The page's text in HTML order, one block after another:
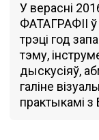
У верасні
ФАТАГРАФІІ
трэці год
тэму,
дыскусіяў,
галіне
практыкамі з